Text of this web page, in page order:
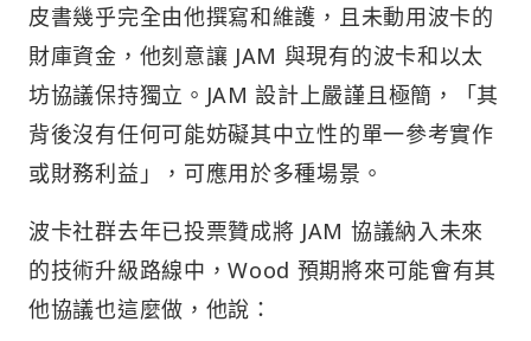
皮書幾乎完全由他撰寫和維護，且未動用波卡的
財庫資金，他刻意讓 JAM 與現有的波卡和以太
坊協議保持獨立。JAM 設計上嚴謹且極簡，「其
背後沒有任何可能妨礙其中立性的單一參考實作
或財務利益」，可應用於多種場景。
波卡社群去年已投票贊成將 JAM 協議納入未來
的技術升級路線中，Wood 預期將來可能會有其
他協議也這麼做，他說：